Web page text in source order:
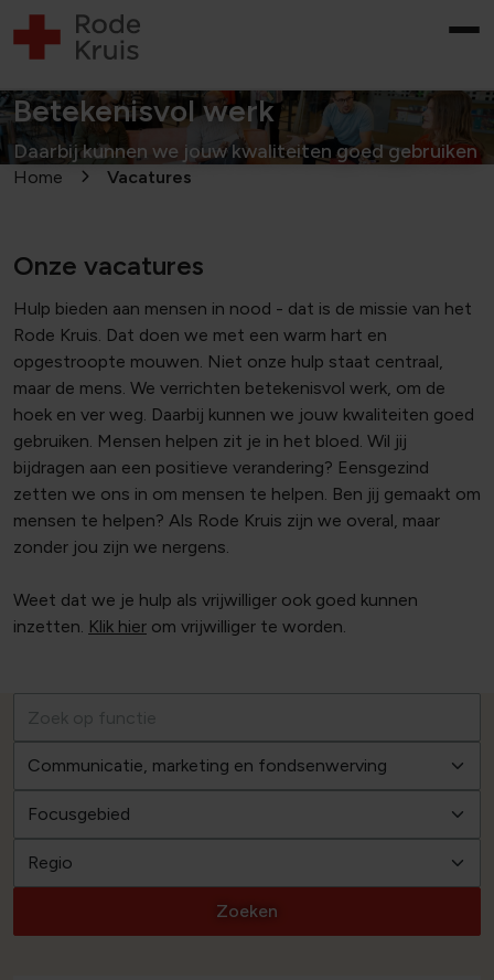
Betekenisvol werk
Daarbij kunnen we jouw kwaliteiten goed gebruiken
Home Vacatures
Onze vacatures
Hulp bieden aan mensen in nood - dat is de missie van het
Rode Kruis. Dat doen we met een warm hart en
opgestroopte mouwen. Niet onze hulp staat centraal,
maar de mens. We verrichten betekenisvol werk, om de
hoek en ver weg. Daarbij kunnen we jouw kwaliteiten goed
gebruiken. Mensen helpen zit je in het bloed. Wil jij
bijdragen aan een positieve verandering? Eensgezind
zetten we ons in om mensen te helpen. Ben jij gemaakt om
mensen te helpen? Als Rode Kruis zijn we overal, maar
zonder jou zijn we nergens.
Weet dat we je hulp als vrijwilliger ook goed kunnen
inzetten. Klik hier om vrijwilliger te worden.
Zoeken